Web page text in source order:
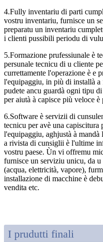
4.Fully inventariu di parti
vostru inventariu, furnisce un
preparatu un inventariu
i clienti pussibili periodu di
5.Formazione prufessiunale è
persunale tecnicu di u cliente
currettamente l'operazione è e
l'equipaggiu, in più di installà
pudete ancu guardà ogni tipu
per aiutà à capisce più veloce
6.Software è servizii di
tecnicu per avè una
l'equipaggiu, aghjustà à
a rivista di cunsiglii è l'ultime
vostru paese. Ùn vi offremu
furnisce un serviziu unicu, da
(acqua, elettricità, vapore),
installazione di macchine è
vendita etc.
I prudutti finali